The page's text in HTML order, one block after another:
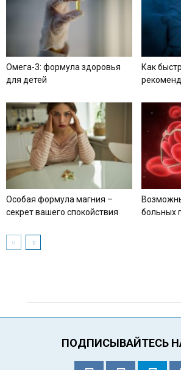
Омега-3: формула здоровья
для детей
Как
Особая формула магния –
секрет вашего спокойствия
больных
ПОДПИСЫВАЙТЕСЬ